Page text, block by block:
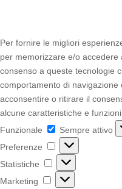
Per fornire le migliori
per memorizzare e/o
consenso a queste tecnologie
comportamento di navigazione
acconsentire o ritirare il
alcune caratteristiche e funzioni.
Funzionale
Funzionale
Sempre attivo
Preferenze
Preferenze
Statistiche Statistiche
Marketing
Marketing